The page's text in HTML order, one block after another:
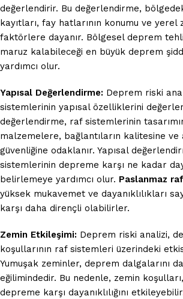
değerlendirir. Bu değerlendirme,
kayıtları, fay hatlarının konumu ve yerel
faktörlere dayanır. Bölgesel deprem
maruz kalabileceği en büyük deprem
yardımcı olur.
Yapısal Değerlendirme: Deprem riski
sistemlerinin yapısal özelliklerini
değerlendirme, raf sistemlerinin
malzemelere, bağlantıların kalitesine ve
güvenliğine odaklanır. Yapısal
sistemlerinin depreme karşı ne kadar
belirlemeye yardımcı olur. Paslanmaz
yüksek mukavemet ve dayanıklılıkları
karşı daha dirençli olabilirler.
Zemin Etkileşimi: Deprem riski analizi,
koşullarının raf sistemleri üzerindeki
Yumuşak zeminler, deprem dalgalarını
eğilimindedir. Bu nedenle, zemin
depreme karşı dayanıklılığını